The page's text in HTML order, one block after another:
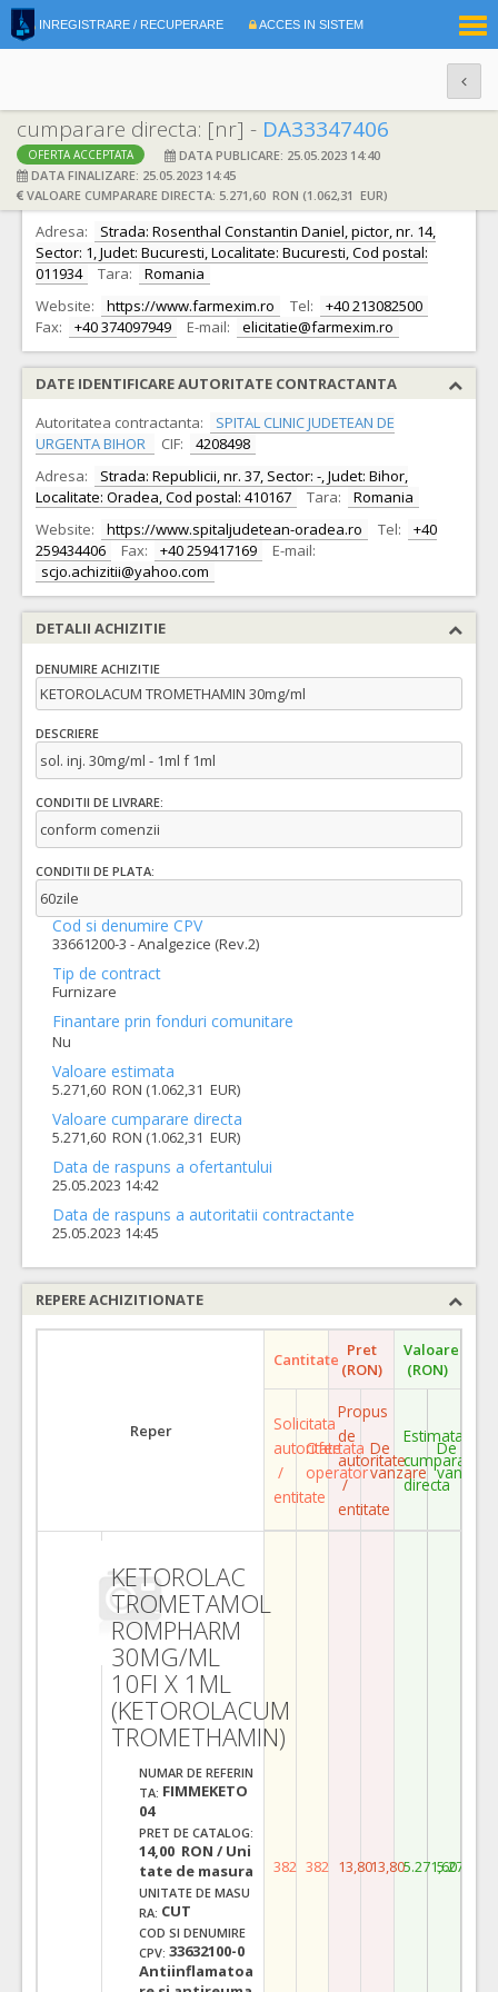
INREGISTRARE / RECUPERARE ACCES IN SISTEM
cumparare directa: [nr] - DA33347406
OFERTA ACCEPTATA
DATA PUBLICARE: 25.05.2023 14:40
DATA FINALIZARE: 25.05.2023 14:45
VALOARE CUMPARARE DIRECTA: 5.271,60 RON (1.062,31 EUR)
DATE IDENTIFICARE OFERTANT
Ofertant: S.C. FARMEXIM S.A. S.A. CIF:
335278
Adresa:
Strada: Rosenthal Constantin Daniel, pictor, nr. 14,
Sector: 1, Judet: Bucuresti, Localitate: Bucuresti, Cod postal:
011934
Tara:
Romania
Website:
https://www.farmexim.ro Tel:
+40 213082500
Fax:
+40 374097949 E-mail: elicitatie@farmexim.ro
DATE IDENTIFICARE AUTORITATE CONTRACTANTA
Autoritatea contractanta:
SPITAL CLINIC JUDETEAN DE
URGENTA BIHOR
CIF:
4208498
Adresa:
Strada: Republicii, nr. 37, Sector: -, Judet: Bihor,
Localitate: Oradea, Cod postal: 410167
Tara:
Romania
Website:
https://www.spitaljudetean-oradea.ro Tel:
+40
259434406
Fax: +40 259417169
E-mail:
scjo.achizitii@yahoo.com
DETALII ACHIZITIE
DENUMIRE ACHIZITIE
KETOROLACUM TROMETHAMIN 30mg/ml
DESCRIERE
sol. inj. 30mg/ml - 1ml f 1ml
CONDITII DE LIVRARE:
conform comenzii
CONDITII DE PLATA:
60zile
Cod si denumire CPV
33661200-3 - Analgezice (Rev.2)
Tip de contract
Furnizare
Finantare prin fonduri comunitare
Nu
Valoare estimata
5.271,60 RON (1.062,31 EUR)
Valoare cumparare directa
5.271,60 RON (1.062,31 EUR)
Data de raspuns a ofertantului
25.05.2023 14:42
Data de raspuns a autoritatii contractante
25.05.2023 14:45
REPERE ACHIZITIONATE
Reper
Cantitate Pret
(RON)
Valoare
(RON)
Solicitata
autoritate
/
entitate
Ofertata
operator
Propus
de
autoritate
/
entitate
De
vanzare
Estimata
cumparare
directa
De
vanzare
KETOROLAC
TROMETAMOL
ROMPHARM
30MG/ML
10FI X 1ML
(KETOROLACUM
TROMETHAMIN)
NUMAR DE REFERIN
TA: FIMMEKETO
04
PRET DE CATALOG:
14,00 RON / Uni
tate de masura
UNITATE DE MASU
RA: CUT
COD SI DENUMIRE
CPV: 33632100-0
Antiinflamatoa
382 382 13,8013,805.271,605.271,60